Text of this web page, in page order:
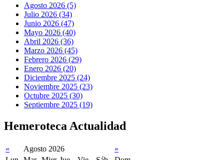
Agosto 2026 (5)
Julio 2026 (34)
Junio 2026 (47)
Mayo 2026 (40)
Abril 2026 (36)
Marzo 2026 (45)
Febrero 2026 (29)
Enero 2026 (20)
Diciembre 2025 (24)
Noviembre 2025 (23)
Octubre 2025 (30)
Septiembre 2025 (19)
Hemeroteca Actualidad
« Agosto 2026
»